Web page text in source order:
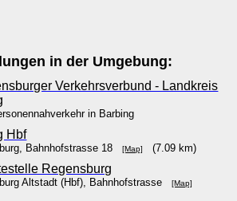
in der Umgebung:
Verkehrsverbund - Landkreis
in Barbing
Hbf
Bahnhofstrasse 18[Map] (7.09 km)
Regensburg
Altstadt (Hbf), Bahnhofstrasse[Map]